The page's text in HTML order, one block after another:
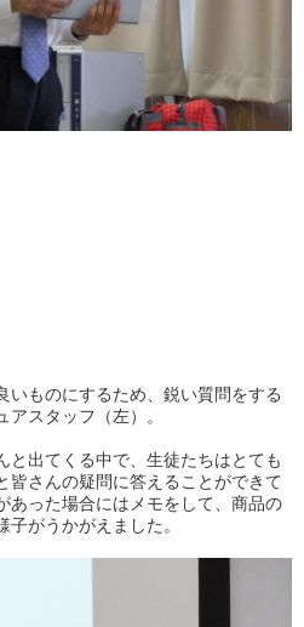
いものにするため、鋭い質問をする
スタッフ（左）。
と出てくる中で、生徒たちはとても
皆さんの疑問に答えることができて
あった場合にはメモをして、商品の
がうかがえました。